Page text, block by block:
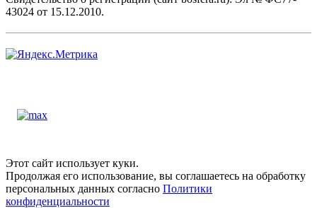
43024 от 15.12.2010.
Этот сайт использует куки.
Продолжая его использование, вы соглашаетесь на обработку
персональных данных согласно Политики
конфиденциальности